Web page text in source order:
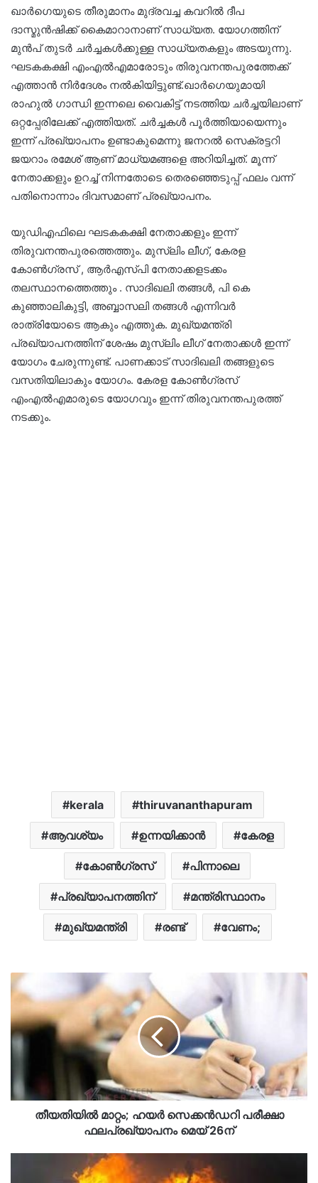
ഖാർഗെയുടെ തീരുമാനം മുദ്രവച്ച കവറിൽ ദീപ
ദാസ്മുൻഷിക്ക് കൈമാറാനാണ് സാധ്യത. യോഗത്തിന്
മുൻപ് തുടർ ചർച്ചകൾക്കുള്ള സാധ്യതകളും അടയുന്നു.
ഘടകകക്ഷി എംഎൽഎമാരോടും തിരുവനന്തപുരത്തേക്ക്
എത്താൻ നിർദേശം നൽകിയിട്ടുണ്ട്.ഖാര്‍ഗെയുമായി
രാഹുല്‍ ഗാന്ധി ഇന്നലെ വൈകിട്ട് നടത്തിയ ചര്‍ച്ചയിലാണ്
ഒറ്റപ്പേരിലേക്ക് എത്തിയത്. ചർച്ചകൾ പൂർത്തിയായെന്നും
ഇന്ന് പ്രഖ്യാപനം ഉണ്ടാകുമെന്നു ജനറൽ സെക്രട്ടറി
ജയറാം രമേശ് ആണ് മാധ്യമങ്ങളെ അറിയിച്ചത്. മൂന്ന്
നേതാക്കളും ഉറച്ച് നിന്നതോടെ തെരഞ്ഞെടുപ്പ് ഫലം വന്ന്
പതിനൊന്നാം ദിവസമാണ് പ്രഖ്യാപനം.
യുഡിഎഫിലെ ഘടകകക്ഷി നേതാക്കളും ഇന്ന്
തിരുവനന്തപുരത്തെത്തും. മുസ്‍ലിം ലീഗ്, കേരള
കോൺഗ്രസ് , ആർഎസ്പി നേതാക്കളടക്കം
തലസ്ഥാനത്തെത്തും . സാദിഖലി തങ്ങൾ, പി കെ
കുഞ്ഞാലികുട്ടി, അബ്ബാസലി തങ്ങൾ എന്നിവർ
രാത്രിയോടെ ആകും എത്തുക. മുഖ്യമന്ത്രി
പ്രഖ്യാപനത്തിന് ശേഷം മുസ്‍ലിം ലീഗ് നേതാക്കൾ ഇന്ന്
യോഗം ചേരുന്നുണ്ട്. പാണക്കാട് സാദിഖലി തങ്ങളുടെ
വസതിയിലാകും യോഗം. കേരള കോൺഗ്രസ്
എംഎൽഎമാരുടെ യോഗവും ഇന്ന് തിരുവനന്തപുരത്ത്
നടക്കും.
kerala thiruvananthapuram
ആവശ്യം ഉന്നയിക്കാൻ കേരള
കോൺഗ്രസ് പിന്നാലെ
പ്രഖ്യാപനത്തിന് മന്ത്രിസ്ഥാനം
മുഖ്യമന്ത്രി രണ്ട് വേണം;
തീയതിയിൽ മാറ്റം; ഹയർ സെക്കൻഡറി പരീക്ഷാ
ഫലപ്രഖ്യാപനം മെയ് 26ന്